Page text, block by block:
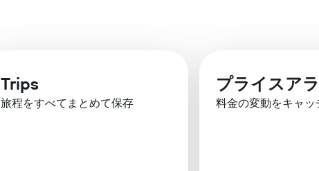
Trips
旅程をすべてまとめて保存
プライスア
料金の変動をキャッ